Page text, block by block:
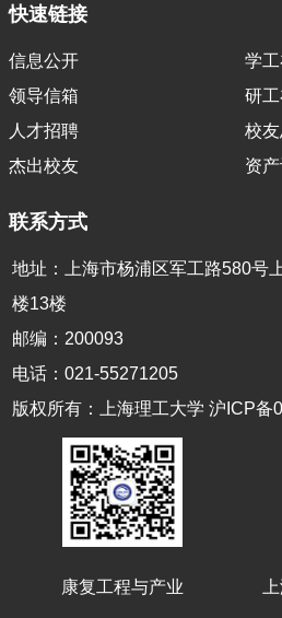
快速链接
信息公开
学
领导信箱
研
人才招聘
校
杰出校友
资
联系方式
地址：上海市杨浦区军工路580号
楼13楼
邮编：200093
电话：021-55271205
版权所有：上海理工大学 沪ICP备
康复工程与产业